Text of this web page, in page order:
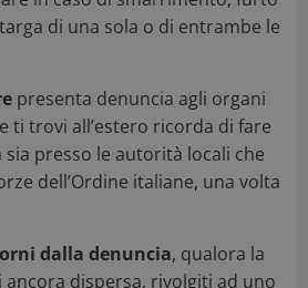
di una sola o di entrambe le
presenta denuncia agli organi
ti trovi all’estero ricorda di fare
sia presso le autorità locali che
dell’Ordine italiane, una volta
dalla denuncia, qualora la
dispersa, rivolgiti ad uno